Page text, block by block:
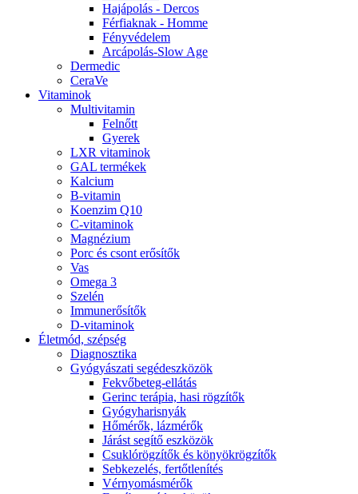
Hajápolás - Dercos
Férfiaknak - Homme
Fényvédelem
Arcápolás-Slow Age
Dermedic
CeraVe
Vitaminok
Multivitamin
Felnőtt
Gyerek
LXR vitaminok
GAL termékek
Kalcium
B-vitamin
Koenzim Q10
C-vitaminok
Magnézium
Porc és csont erősítők
Vas
Omega 3
Szelén
Immunerősítők
D-vitaminok
Életmód, szépség
Diagnosztika
Gyógyászati segédeszközök
Fekvőbeteg-ellátás
Gerinc terápia, hasi rögzítők
Gyógyharisnyák
Hőmérők, lázmérők
Járást segítő eszközök
Csuklórögzítők és könyökrögzítők
Sebkezelés, fertőtlenítés
Vérnyomásmérők